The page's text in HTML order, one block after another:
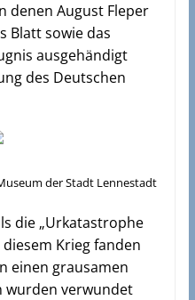
denen August Fleper
Blatt sowie das
ausgehändigt
des Deutschen
der Stadt Lennestadt
die „Urkatastrophe
Krieg fanden
einen grausamen
wurden verwundet